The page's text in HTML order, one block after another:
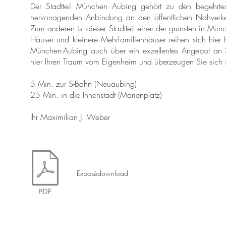
Der Stadtteil München Aubing gehört zu den
hervorragenden Anbindung an den öffentlichen
Zum anderen ist dieser Stadtteil einer der grünsten in
Häuser und kleinere Mehrfamilienhäuser reihen sich
München-Aubing auch über ein exzellentes Angebot
hier Ihren Traum vom Eigenheim und überzeugen Sie
5 Min. zur S-Bahn (Neuaubing)
25 Min. in die Innenstadt (Marienplatz)
Ihr Maximilian J. Weber
Exposédownload